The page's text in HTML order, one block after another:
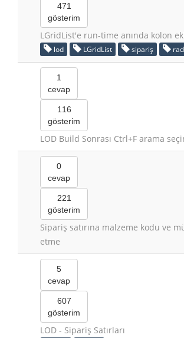
471
gösterim
LGridList'e run-time anında kolon
lod LGridList sipariş
1
cevap
116
gösterim
LOD Build Sonrası Ctrl+F arama
0
cevap
221
gösterim
Sipariş satırına malzeme kodu ve
etme
5
cevap
607
gösterim
LOD - Sipariş Satırları